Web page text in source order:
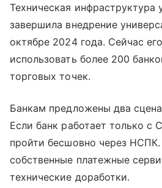
Техническая
завершила внедрение
октябре 2024 года. Сейчас
использовать более 200
торговых точек.
Банкам предложены два
Если банк работает только
пройти бесшовно через НСПК.
собственные платежные
технические доработки.